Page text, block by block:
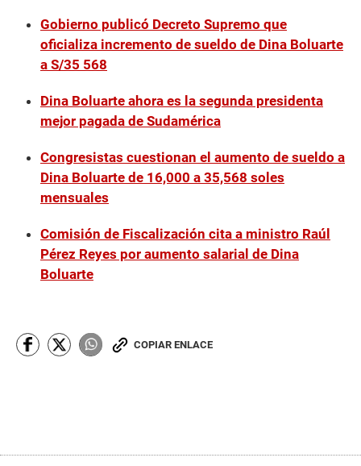
Gobierno publicó Decreto Supremo que
oficializa incremento de sueldo de Dina Boluarte
a S/35 568
Dina Boluarte ahora es la segunda presidenta
mejor pagada de Sudamérica
Congresistas cuestionan el aumento de sueldo a
Dina Boluarte de 16,000 a 35,568 soles
mensuales
Comisión de Fiscalización cita a ministro Raúl
Pérez Reyes por aumento salarial de Dina
Boluarte
COPIAR ENLACE